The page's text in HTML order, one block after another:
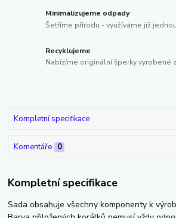
Minimalizujeme odpady
Šetříme přírodu - využíváme již
Recyklujeme
Nabízíme originální šperky vyrobené
Kompletní specifikace
Komentáře 0
Kompletní specifikace
Sada obsahuje všechny komponenty k